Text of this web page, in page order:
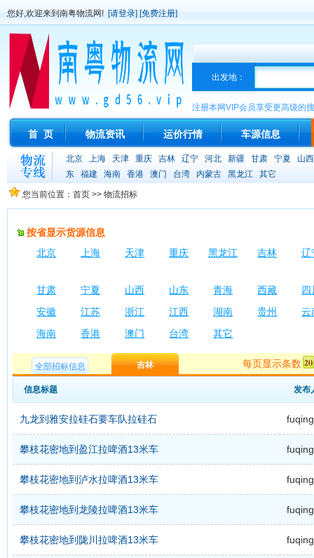
您好,欢迎来到南粤物流网! [请登录] [免费注册]
出发地：
注册本网VIP会员享受更高级的
首 页 物流资讯 运价行情 车源信息
北京 上海 天津 重庆 吉林 辽宁 河北 新疆 甘肃 宁夏
山西
东
福建 海南 香港 澳门 台湾 内蒙古 黑龙江 其它
您当前位置：首页 >> 物流招标
按省显示货源信息
北京
上海 天津 重庆 黑龙江 吉林 辽
甘肃 宁夏 山西 山东 青海 西藏
四
安徽
江苏 浙江 江西 湖南 贵州
云
海南
香港 澳门 台湾 其它
全部招标信息 吉林 每页显示条数
信息标题 发布
九龙到雅安拉硅石要车队拉硅石 fuqing
攀枝花密地到盈江拉啤酒13米车 fuqing
攀枝花密地到泸水拉啤酒13米车 fuqing
攀枝花密地到龙陵拉啤酒13米车 fuqing
攀枝花密地到陇川拉啤酒13米车 fuqing